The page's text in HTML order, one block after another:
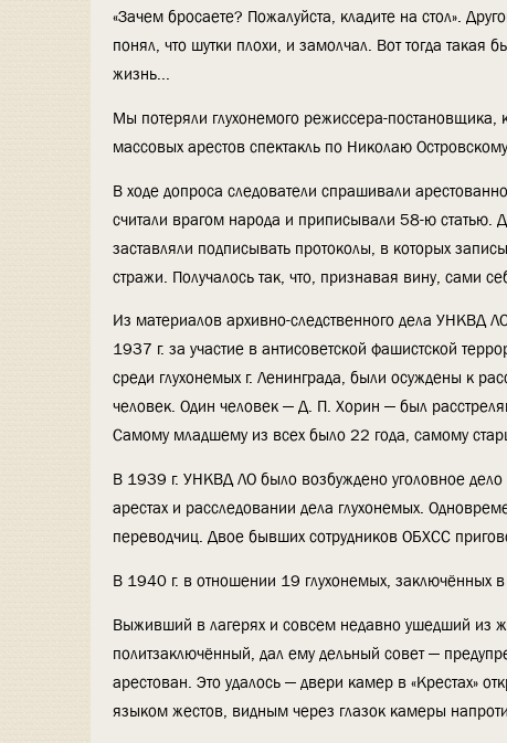
«Зачем бросаете? Пожалуйста, кладите на стол».
понял, что шутки плохи, и замолчал. Вот тогда
жизнь...
Мы потеряли глухонемого режиссера-постановщика,
массовых арестов спектакль по Николаю
В ходе допроса следователи спрашивали
считали врагом народа и приписывали 58-ю статью.
заставляли подписывать протоколы, в которых
стражи. Получалось так, что, признавая вину, сами
Из материалов архивно-следственного дела
1937 г. за участие в антисоветской фашистской
среди глухонемых г. Ленинграда, были осуждены к
человек. Один человек — Д. П. Хорин — был
Самому младшему из всех было 22 года, самому
В 1939 г. УНКВД ЛО было возбуждено уголовное
арестах и расследовании дела глухонемых.
переводчиц. Двое бывших сотрудников ОБХСС
В 1940 г. в отношении 19 глухонемых, заключённых
Выживший в лагерях и совсем недавно ушедший из
политзаключённый, дал ему дельный совет —
арестован. Это удалось — двери камер в «Крестах»
языком жестов, видным через глазок камеры